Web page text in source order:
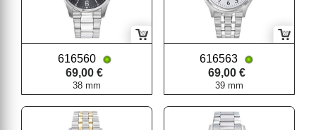
616560
69,00 €
38 mm
616563
69,00 €
39 mm